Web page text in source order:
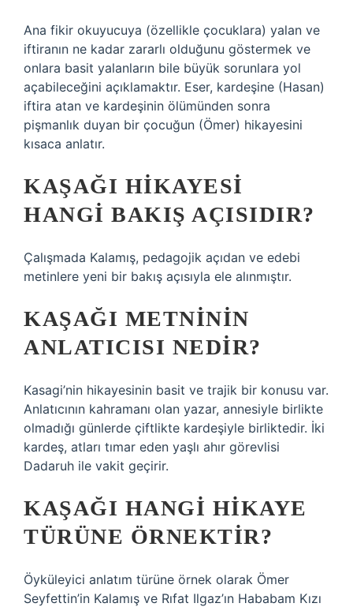
Ana fikir okuyucuya (özellikle çocuklara) yalan ve
iftiranın ne kadar zararlı olduğunu göstermek ve
onlara basit yalanların bile büyük sorunlara yol
açabileceğini açıklamaktır. Eser, kardeşine (Hasan)
iftira atan ve kardeşinin ölümünden sonra
pişmanlık duyan bir çocuğun (Ömer) hikayesini
kısaca anlatır.
KAŞAĞI HIKAYESI
HANGI BAKIŞ AÇISIDIR?
Çalışmada Kalamış, pedagojik açıdan ve edebi
metinlere yeni bir bakış açısıyla ele alınmıştır.
KAŞAĞI METNININ
ANLATICISI NEDIR?
Kasagi’nin hikayesinin basit ve trajik bir konusu var.
Anlatıcının kahramanı olan yazar, annesiyle birlikte
olmadığı günlerde çiftlikte kardeşiyle birliktedir. İki
kardeş, atları tımar eden yaşlı ahır görevlisi
Dadaruh ile vakit geçirir.
KAŞAĞI HANGI HIKAYE
TÜRÜNE ÖRNEKTIR?
Öyküleyici anlatım türüne örnek olarak Ömer
Seyfettin’in Kalamış ve Rıfat Ilgaz’ın Hababam Kızı